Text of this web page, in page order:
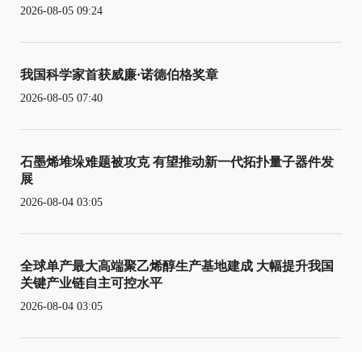
2026-08-05 09:24
我国科学家首获威廉·诺德伯格奖章
2026-08-05 07:40
石墨烯堆垛难题被攻克 有望推动新一代拓扑量子器件发
展
2026-08-04 03:05
全球单产最大高端聚乙烯醇生产基地建成 大幅提升我国
关键产业链自主可控水平
2026-08-04 03:05